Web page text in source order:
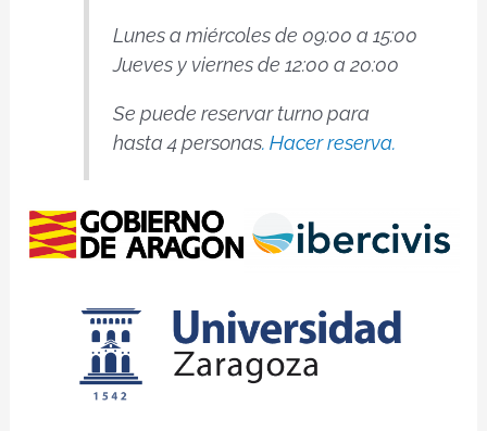
Lunes a miércoles de 09:00 a 15:00
Jueves y viernes de 12:00 a 20:00
Se puede reservar turno para
hasta 4 personas. Hacer reserva.